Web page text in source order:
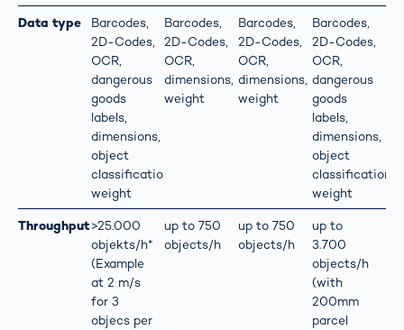
Data type
Barcodes,
2D-Codes,
OCR,
dangerous
goods
labels,
dimensions,
object
classification,
weight
Barcodes,
2D-Codes,
OCR,
dimensions,
weight
Barcodes,
2D-Codes,
OCR,
dimensions,
weight
Barcodes,
2D-Codes,
OCR,
dangerous
goods
labels,
dimensions,
object
classification,
weight
Throughput>25.000
objekts/h*
(Example
at 2 m/s
for 3
objecs per
up to 750
objects/h
up to 750
objects/h
up to
3.700
objects/h
(with
200mm
parcel